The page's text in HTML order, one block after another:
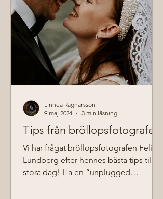
Tips från bröllopsfotografen
Vi har frågat bröllopsfotografen Felicia
Lundberg efter hennes bästa tips till er
stora dag! Ha en “unplugged
Linnea Ragnarsson
9 maj 2024
3 min läsning